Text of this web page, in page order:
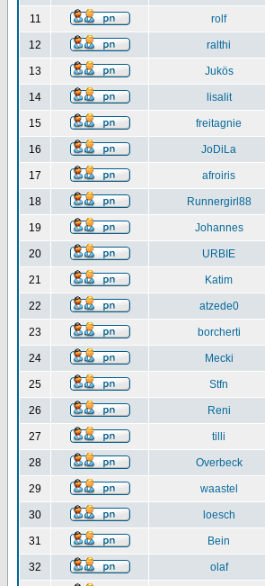
11 rolf
12 ralthi
13 Jukös
14 lisalit
15 freitagnie
16 JoDiLa
17 afroiris
18 Runnergirl88
19 Johannes
20 URBIE
21 Katim
22 atzede0
23 borcherti
24 Mecki
25 Stfn
26 Reni
27 tilli
28 Overbeck
29 waastel
30 loesch
31 Bein
32 olaf